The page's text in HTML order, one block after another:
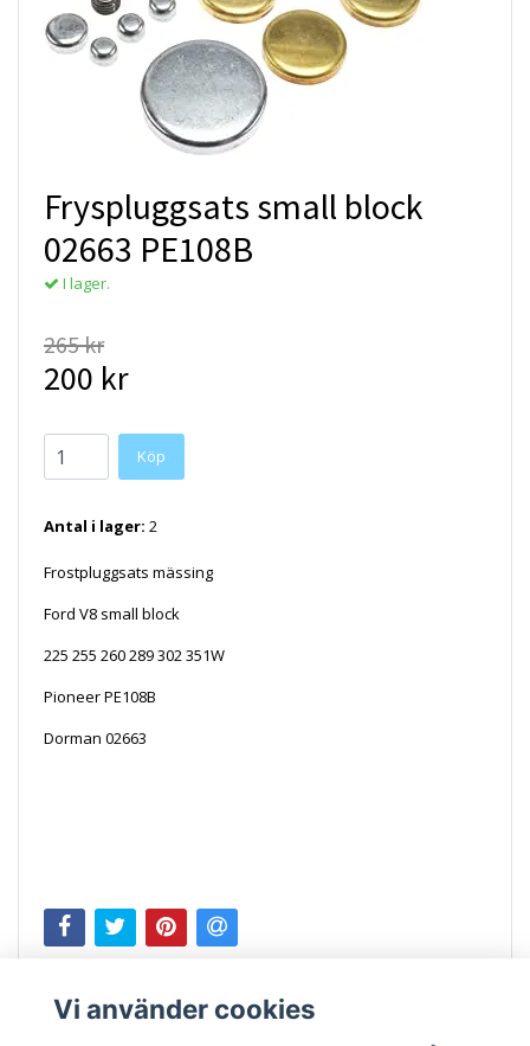
Fryspluggsats small block
02663 PE108B
I lager.
265 kr
200 kr
Antal i lager: 2
Frostpluggsats mässing
Ford V8 small block
225 255 260 289 302 351W
Pioneer PE108B
Dorman 02663
Vi använder cookies